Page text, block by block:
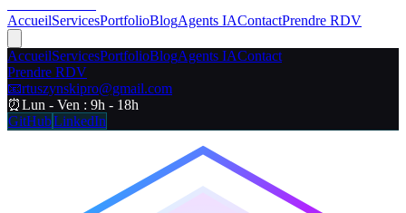
AccueilServicesPortfolioBlogAgents IAContactPrendre RDV
AccueilServicesPortfolioBlogAgents IAContact
Prendre RDV
📧rtuszynskipro@gmail.com
⏰Lun - Ven : 9h - 18h
GitHubLinkedIn